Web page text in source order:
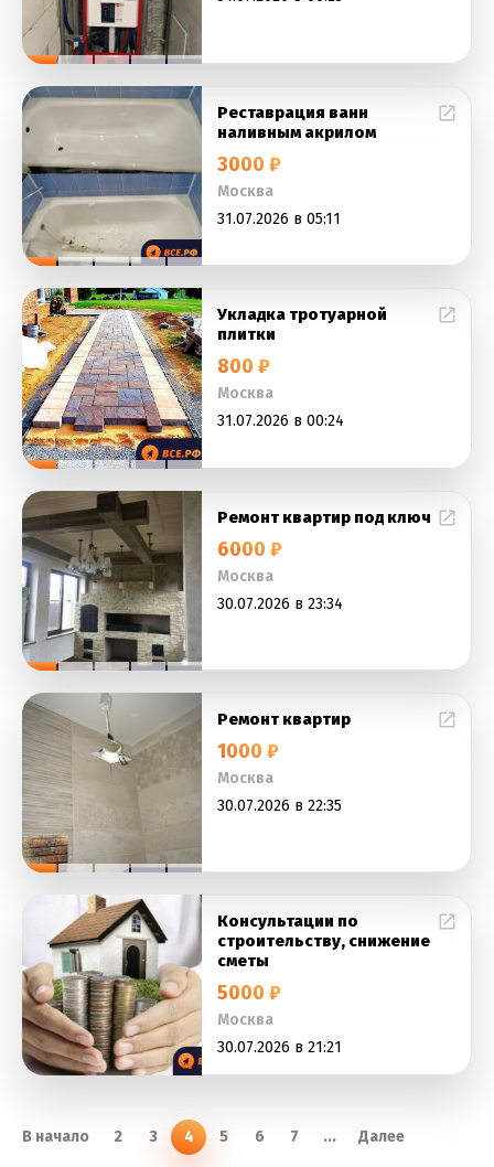
Реставрация ванн
наливным акрилом
3000 ₽
Москва
31.07.2026 в 05:11
Укладка тротуарной
плитки
800 ₽
Москва
31.07.2026 в 00:24
Ремонт квартир под ключ
6000 ₽
Москва
30.07.2026 в 23:34
Ремонт квартир
1000 ₽
Москва
30.07.2026 в 22:35
Консультации по
строительству, снижение
сметы
5000 ₽
Москва
30.07.2026 в 21:21
В начало 2 3 4 5 6 7 ... Далее